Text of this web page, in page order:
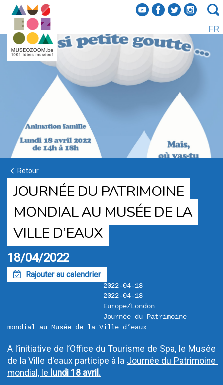
f a b e
FR
k Retour
JOURNÉE DU PATRIMOINE
MONDIAL AU MUSÉE DE LA
VILLE D’EAUX
18/04/2022
F Rajouter au calendrier
2022-04-18
2022-04-18
Europe/London
Journée du Patrimoine
mondial au Musée de la Ville d’eaux
A l’initiative de l’Office du Tourisme de Spa, le Musée
de la Ville d'eaux participe à la Journée du Patrimoine
mondial, le lundi 18 avril.